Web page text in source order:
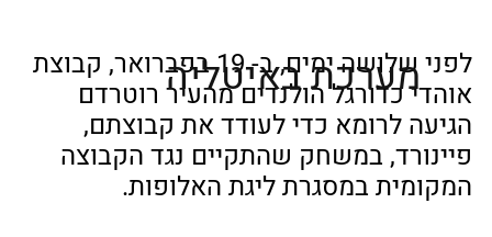
לפני שלושה ימים, ב- 19 בפברואר, קבוצת
אוהדי כדורגל הולנדים מהעיר רוטרדם
הגיעה לרומא כדי לעודד את קבוצתם,
פיינורד, במשחק שהתקיים נגד הקבוצה
המקומית במסגרת ליגת האלופות.
מערכת באיטליה